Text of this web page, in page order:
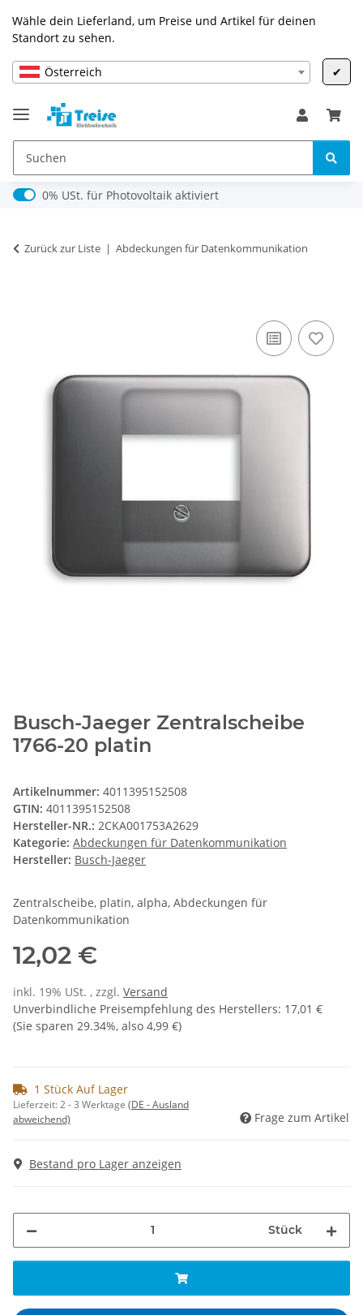
Wähle dein Lieferland, um Preise und Artikel für deinen
Standort zu sehen.
Österreich ✔
0% USt. für Photovoltaik (§ 12 Abs. 3 UStG)
0% USt. für Photovoltaik aktiviert
Zurück zur Liste Abdeckungen für Datenkommunikation
Busch-Jaeger Zentralscheibe
1766-20 platin
Artikelnummer: 4011395152508
GTIN: 4011395152508
Hersteller-NR.: 2CKA001753A2629
Kategorie: Abdeckungen für Datenkommunikation
Hersteller: Busch-Jaeger
Zentralscheibe, platin, alpha, Abdeckungen für
Datenkommunikation
12,02 €
inkl. 19% USt. , zzgl. Versand
Unverbindliche Preisempfehlung des Herstellers: 17,01 €
(Sie sparen 29.34%, also 4,99 €)
1 Stück Auf Lager
Lieferzeit:2 - 3 Werktage (DE - Ausland
abweichend)
Frage zum Artikel
Bestand pro Lager anzeigen
Stück